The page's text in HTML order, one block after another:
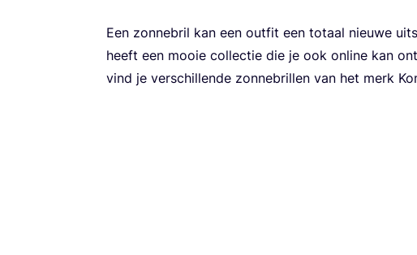
Een zon­ne­bril kan een out­fit een totaal nieu­we
heeft een mooie col­lec­tie die je ook onli­ne kan
vind je ver­schil­len­de zon­ne­bril­len van het merk